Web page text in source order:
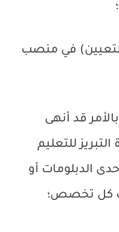
في منصب
قد أنهى
للتعليم
الدبلومات أو
كل تخصص؛